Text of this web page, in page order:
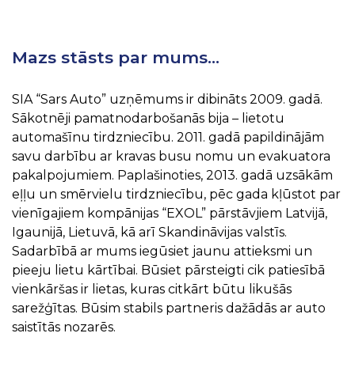
Mazs stāsts par mums…
SIA “Sars Auto” uzņēmums ir dibināts 2009. gadā.
Sākotnēji pamatnodarbošanās bija – lietotu
automašīnu tirdzniecību. 2011. gadā papildinājām
savu darbību ar kravas busu nomu un evakuatora
pakalpojumiem. Paplašinoties, 2013. gadā uzsākām
eļļu un smērvielu tirdzniecību, pēc gada kļūstot par
vienīgajiem kompānijas “EXOL” pārstāvjiem Latvijā,
Igaunijā, Lietuvā, kā arī Skandināvijas valstīs.
Sadarbībā ar mums iegūsiet jaunu attieksmi un
pieeju lietu kārtībai. Būsiet pārsteigti cik patiesībā
vienkāršas ir lietas, kuras citkārt būtu likušās
sarežģītas. Būsim stabils partneris dažādās ar auto
saistītās nozarēs.